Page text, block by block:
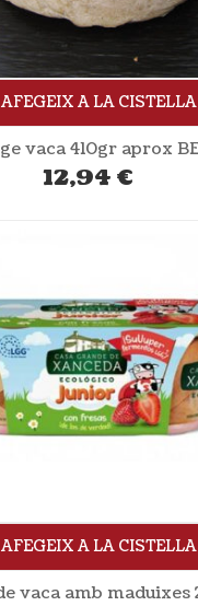
AFEGEIX A LA CISTELLA
12,94 €
AFEGEIX A LA CISTELLA